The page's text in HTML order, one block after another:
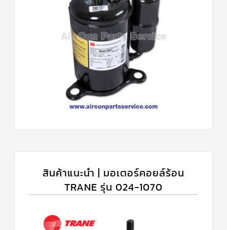
สินค้าแนะนำ | มอเตอร์คอยล์ร้อน
TRANE รุ่น 024-1070